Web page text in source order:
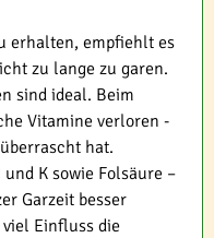
erhalten, empfiehlt es
zu lange zu garen.
sind ideal. Beim
Vitamine verloren -
hat.
K sowie Folsäure –
Garzeit besser
Einfluss die